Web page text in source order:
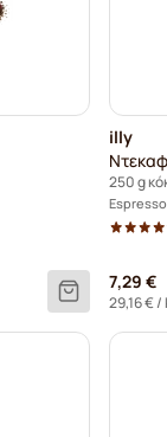
illy
250 g
Espresso
7,29 €
29,16 €/